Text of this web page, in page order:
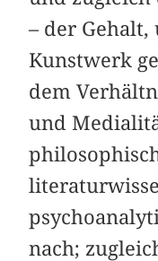
– der Gehalt,
Kunstwerk
dem
und
nach;